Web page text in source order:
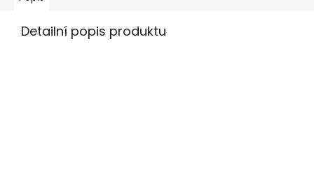
Detailní popis produktu